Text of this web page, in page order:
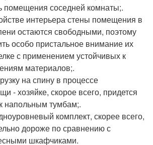
помещения соседней комнаты;.
интерьера стены помещения в
остаются свободными, поэтому
особо пристальное внимание их
с применением устойчивых к
материалов;.
на спину в процессе
- хозяйке, скорое всего, придется
напольным тумбам;.
комплект, скорее всего,
дороже по сравнению с
шкафчиками.